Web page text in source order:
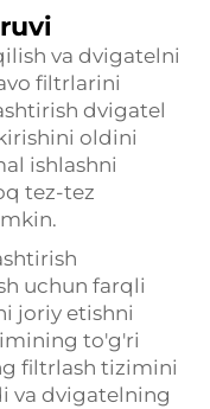
va dvigatelni
filtrlarini
dvigatel
oldini
ishlashni
tez-tez
uchun farqli
joriy etishni
to'g'ri
filtrlash tizimini
va dvigatelning